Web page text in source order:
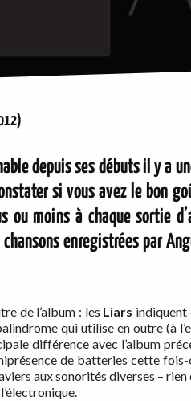
depuis ses débuts il y a
si vous avez le bon
ou moins à chaque sortie
enregistrées par
de l’album : les Liars indiquent
qui utilise en outre (à
différence avec l’album
de batteries cette
aux sonorités diverses – rien